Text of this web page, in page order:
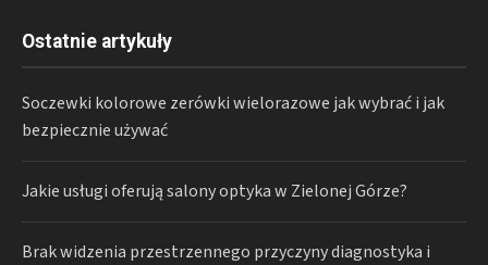
Ostatnie artykuły
Soczewki kolorowe zerówki wielorazowe jak wybrać i jak
bezpiecznie używać
Jakie usługi oferują salony optyka w Zielonej Górze?
Brak widzenia przestrzennego przyczyny diagnostyka i